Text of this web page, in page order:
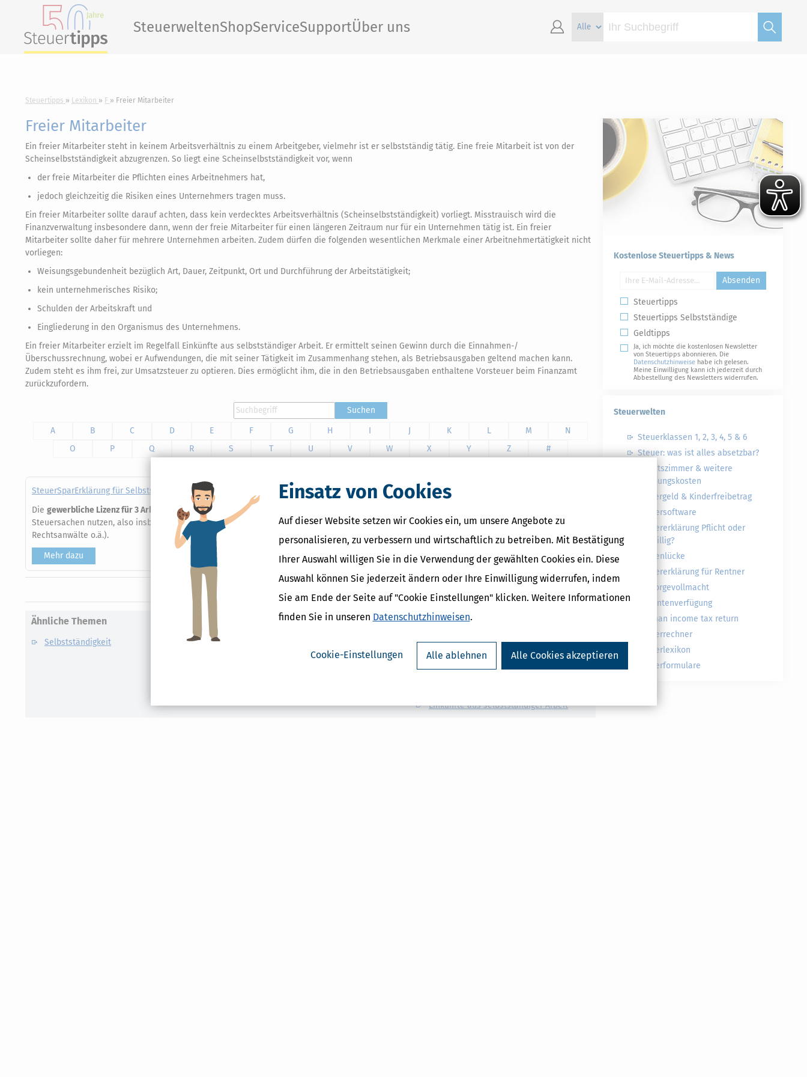
Einsatz von Cookies
Auf dieser Website setzen wir Cookies ein, um unsere Angebote zu
personalisieren, zu verbessern und wirtschaftlich zu betreiben. Mit Bestätigung
Ihrer Auswahl willigen Sie in die Verwendung der gewählten Cookies ein. Diese
Auswahl können Sie jederzeit ändern oder Ihre Einwilligung widerrufen, indem
Sie am Ende der Seite auf "Cookie Einstellungen" klicken. Weitere Informationen
finden Sie in unseren Datenschutzhinweisen.
Cookie-Einstellungen Alle ablehnen Alle Cookies akzeptieren
SteuerweltenShopServiceSupportÜber uns
Steuertipps Lexikon F Freier Mitarbeiter
Freier Mitarbeiter
Ein freier Mitarbeiter steht in keinem Arbeitsverhältnis zu einem Arbeitgeber, vielmehr ist er selbstständig tätig. Eine freie Mitarbeit ist von der
Scheinselbstständigkeit abzugrenzen. So liegt eine Scheinselbstständigkeit vor, wenn
der freie Mitarbeiter die Pflichten eines Arbeitnehmers hat,
jedoch gleichzeitig die Risiken eines Unternehmers tragen muss.
Ein freier Mitarbeiter sollte darauf achten, dass kein verdecktes Arbeitsverhältnis (Scheinselbstständigkeit) vorliegt. Misstrauisch wird die
Finanzverwaltung insbesondere dann, wenn der freie Mitarbeiter für einen längeren Zeitraum nur für ein Unternehmen tätig ist. Ein freier
Mitarbeiter sollte daher für mehrere Unternehmen arbeiten. Zudem dürfen die folgenden wesentlichen Merkmale einer Arbeitnehmertätigkeit nicht
vorliegen:
Weisungsgebundenheit bezüglich Art, Dauer, Zeitpunkt, Ort und Durchführung der Arbeitstätigkeit;
kein unternehmerisches Risiko;
Schulden der Arbeitskraft und
Eingliederung in den Organismus des Unternehmens.
Ein freier Mitarbeiter erzielt im Regelfall Einkünfte aus selbstständiger Arbeit. Er ermittelt seinen Gewinn durch die Einnahmen-/
Überschussrechnung, wobei er Aufwendungen, die mit seiner Tätigkeit im Zusammenhang stehen, als Betriebsausgaben geltend machen kann.
Zudem steht es ihm frei, zur Umsatzsteuer zu optieren. Dies ermöglicht ihm, die in den Betriebsausgaben enthaltene Vorsteuer beim Finanzamt
zurückzufordern.
Suchen
A
B C D E F G H I J K L M
N
O
P Q R S T U V W X Y Z #
SteuerSparErklärung für Selbstständige (Steuerjahr 2025) - gewerbliche Lizenz
Die gewerbliche Lizenz für 3 Arbeitsplätze gilt für alle Anwender, die die Software im Rahmen einer entgeltlichen Hilfe in
Steuersachen nutzen, also insbesondere beim Einsatz in steuerberatenden Berufen (Lohnsteuerhilfeverein, Steuerberater,
Rechtsanwälte o.ä.).
Mehr dazu
Druckversion
Ähnliche Themen
Selbstständigkeit
Verwandte Begriffe
Kleinunternehmerregelung
Scheinselbständigkeit
Vorsteuerabzug
Einkünfte aus selbstständiger Arbeit
Kostenlose Steuertipps & News
Absenden
Steuertipps
Steuertipps Selbstständige
Geldtipps
Ja, ich möchte die kostenlosen Newsletter
von Steuertipps abonnieren. Die
Datenschutzhinweise habe ich gelesen.
Meine Einwilligung kann ich jederzeit durch
Abbestellung des Newsletters widerrufen.
Steuerwelten
Steuerklassen 1, 2, 3, 4, 5 & 6
Steuer: was ist alles absetzbar?
Arbeitszimmer & weitere
Werbungskosten
Kindergeld & Kinderfreibetrag
Steuersoftware
Steuererklärung Pflicht oder
freiwillig?
Rentenlücke
Steuererklärung für Rentner
Vorsorgevollmacht
Patientenverfügung
German income tax return
Steuerrechner
Steuerlexikon
Steuerformulare